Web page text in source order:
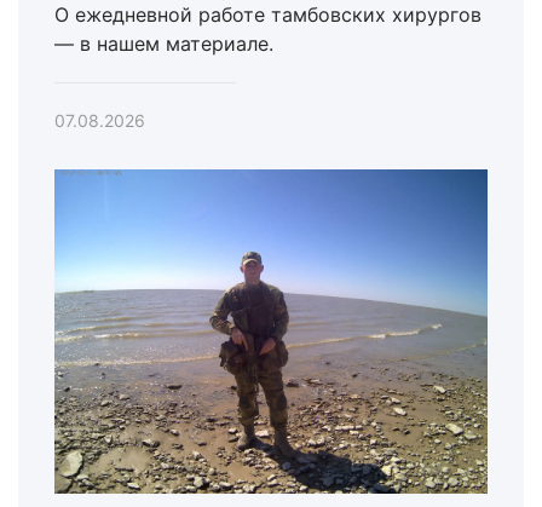
О ежедневной работе тамбовских хирургов
— в нашем материале.
07.08.2026